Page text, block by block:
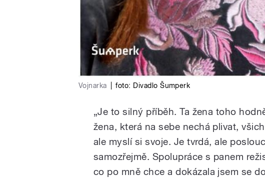
Vojnarka foto: Divadlo Šumperk
„Je to silný příběh. Ta žena toho
žena, která na sebe nechá plivat,
ale myslí si svoje. Je tvrdá, ale
samozřejmě. Spolupráce s panem
co po mně chce a dokázala jsem se